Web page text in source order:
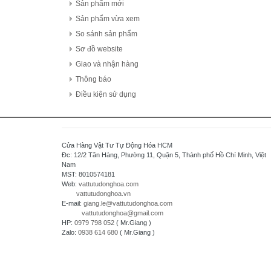
FDK Coperation
Hitachi - Japan
HCFA - China
HIOKI - Japan
HAGER
HONEYWELL
Hanyoung - Korea
Idec Izumi Corp - Japan
IHI - JAPAN
IOR
ICHIDEN - JAPAN
IAI Corporation - Japan
Sản phẩm mới
Sản phẩm vừa xem
So sánh sản phẩm
Sơ đồ website
Giao và nhận hàng
Thông báo
Điều kiện sử dụng
Cửa Hàng Vật Tư Tự Động Hóa HCM
Đc: 12/2 Tân Hàng, Phường 11, Quận 5, Thành phố Hồ Chí Minh, Việt
Nam
MST: 8010574181
Web: vattutudonghoa.com
vattutudonghoa.vn
E-mail: giang.le@vattutudonghoa.com
vattutudonghoa@gmail.com
HP: 0979 798 052 ( Mr.Giang )
Zalo: 0938 614 680 ( Mr.Giang )